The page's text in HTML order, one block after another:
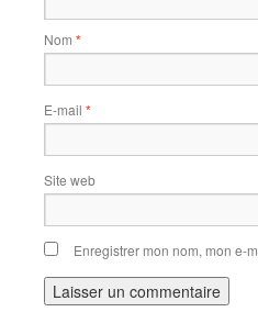
Nom *
E-mail *
Site web
Enregistrer mon nom, mon e-